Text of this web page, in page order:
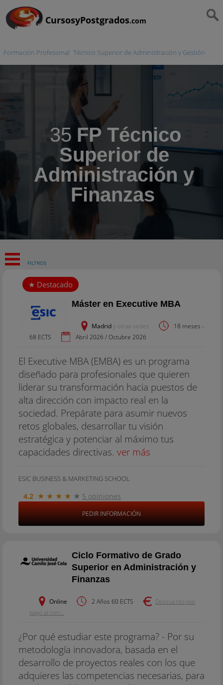
CursosyPostgrados.com
Formación Profesional Técnico Superior de Administración y Gestión
35 FP Técnico
Superior de
Administración y
Finanzas
FILTROS
Máster en Executive MBA
Madrid y otras sedes
18 meses -
68 ECTS
Abril 2026 / Octubre 2026
El Executive MBA (EMBA) es un programa
diseñado para profesionales que quieren
liderar su transformación hacia puestos de
alta dirección con impacto real en la
sociedad. Prepárate para asumir nuevos
retos globales, desarrollar tu visión
estratégica y potenciar al máximo tus
capacidades directivas. ver más
ESIC BUSINESS & MARKETING SCHOOL
4.2 ★ ★ ★ ★ ★ 5 opiniones
PEDIR INFORMACIÓN
Ciclo Formativo de Grado
Superior en Administración y
Finanzas
Online 2 Años 60 ECTS
Descuento por
pago al con...
¿Por qué estudiar este programa? - Por su
metodología innovadora, basada en el
desarrollo de proyectos reales con los que
adquieres las competencias necesarias, para